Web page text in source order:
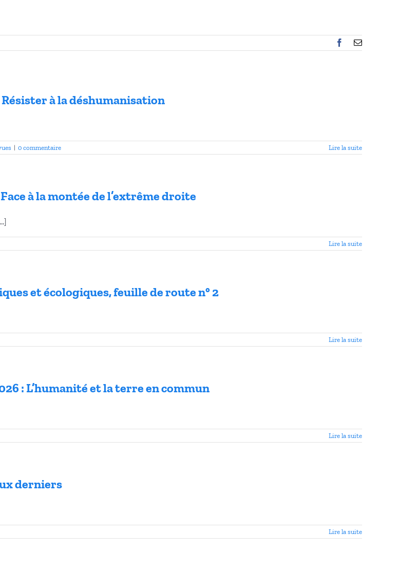
Facebook
Email
Résister à la déshumanisation
| 0 commentaire Lire la suite
à la montée de l’extrême droite
Lire la suite
et écologiques, feuille de route n° 2
Lire la suite
: L’humanité et la terre en commun
Lire la suite
derniers
Lire la suite